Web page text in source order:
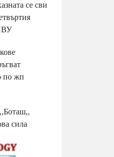
се сви
по жп
сила